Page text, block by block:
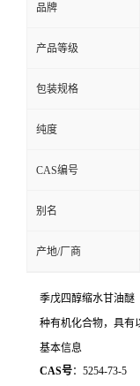
品牌
产品等级
包装规格
纯度
CAS编号
别名
产地/厂商
季戊四醇缩水甘油醚
种有机化合物，具有
基本信息
CAS号：5254-73-5